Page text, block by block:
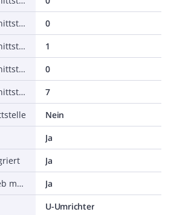
Anzahl der HW-Schnittstellen seriell TTY
0
Anzahl der HW-Schnittstellen USB
1
Anzahl der HW-Schnittstellen parallel
0
Anzahl der HW-Schnittstellen sonstige
7
Nein
Ja
Ja
4-Quadrantenbetrieb möglich
Ja
U-Umrichter